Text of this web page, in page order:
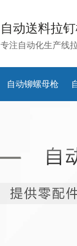
自动送料拉
专注自动化生产线
自动铆螺母枪